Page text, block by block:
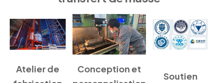
Atelier de
Conception et
Soutien